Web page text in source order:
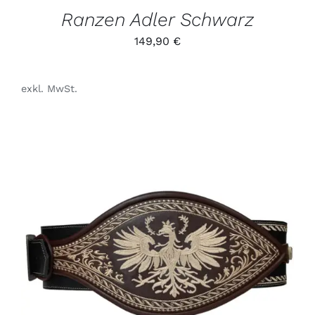
GEWÄHLT
WERDEN
Ranzen Adler Schwarz
149,90 €
exkl. MwSt.
DIESES
PRODUKT
WEIST
MEHRERE
VARIANTEN
/
DETAILS